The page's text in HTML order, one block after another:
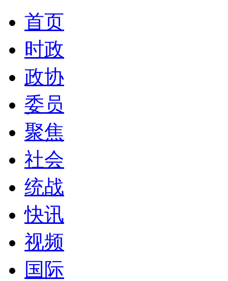
首页
时政
政协
委员
聚焦
社会
统战
快讯
视频
国际